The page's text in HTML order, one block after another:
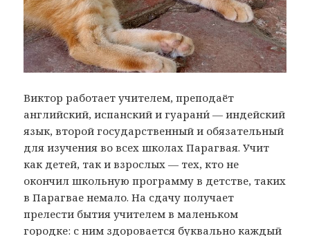
Виктор работает учителем, преподаёт
английский, испанский и гуарани́ — индейский
язык, второй государственный и обязательный
для изучения во всех школах Парагвая. Учит
как детей, так и взрослых — тех, кто не
окончил школьную программу в детстве, таких
в Парагвае немало. На сдачу получает
прелести бытия учителем в маленьком
городке: с ним здоровается буквально каждый